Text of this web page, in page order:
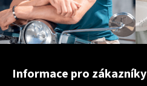
Z
Informace pro zákazníky